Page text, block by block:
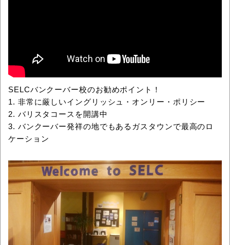
SELCバンクーバー校のお勧めポイント！
1. 非常に厳しいイングリッシュ・オンリー・ポリシー
2. バリスタコースを開講中
3. バンクーバー発祥の地でもあるガスタウンで最高のロ
ケーション